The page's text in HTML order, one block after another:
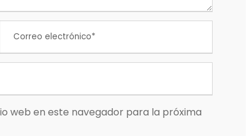
web en este navegador para la próxima